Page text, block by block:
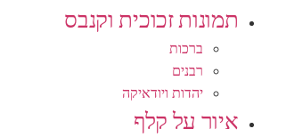
תמונות זכוכית וקנבס
ברכות
רבנים
יהדות ויודאיקה
איור על קלף